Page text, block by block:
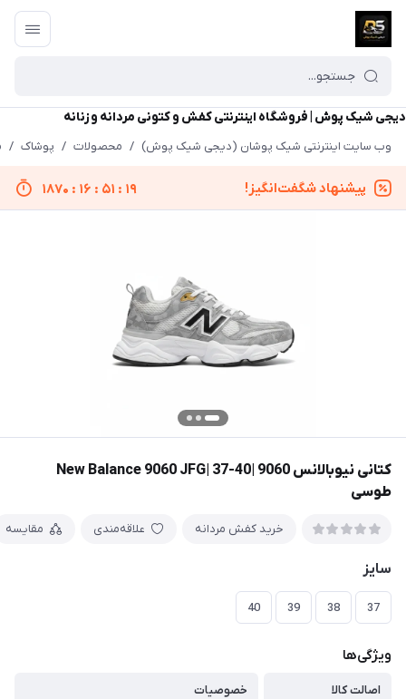
دیجی شیک پوش | فروشگاه اینترنتی کفش و کتونی مردانه و زنانه
وب سایت اینترنتی شیک پوشان (دیجی شیک پوش) / محصولات / پوشاک /
پیشنهاد شگفت‌انگیز! 1870 : 16 : 51 : 19
کتانی نیوبالانس 9060 |New Balance 9060 JFG| 37-40
طوسی
خرید کفش مردانه علاقه‌مندی مقایسه
سایز
37
38
39
40
ویژگی‌ها
اصالت کالا
خصوصیات